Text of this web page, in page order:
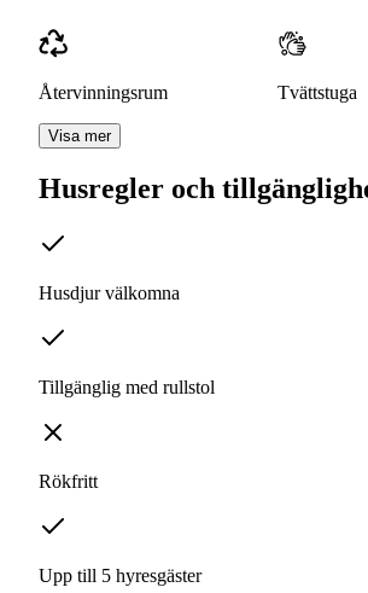
Återvinningsrum Tvättstuga
Visa mer
Husregler och
Husdjur välkomna
Tillgänglig med rullstol
Rökfritt
Upp till 5 hyresgäster